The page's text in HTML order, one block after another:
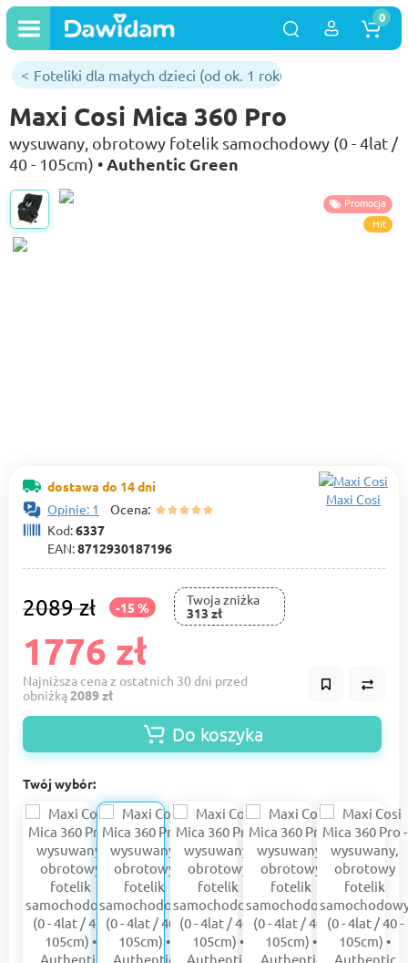
0
Foteliki dla małych dzieci (od ok. 1 roku)
Maxi Cosi Mica 360 Pro
wysuwany, obrotowy fotelik samochodowy (0 - 4lat /
40 - 105cm) •Authentic Green
Promocja
Hit
dostawa do 14 dni
Opinie: 1
Ocena:
Kod:6337
EAN:8712930187196
Maxi Cosi
2089 zł -15 %
Twoja zniżka
313 zł
1776 zł
Najniższa cena z ostatnich 30 dni przed
obniżką2089 zł
Do koszyka
Twój wybór: